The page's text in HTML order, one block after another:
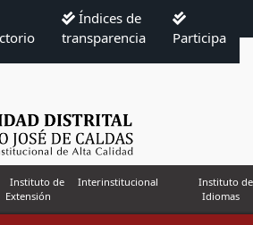
Índices de
transparencia
Participa
Instituto de
Extensión
Interinstitucional
Instituto de
Idiomas